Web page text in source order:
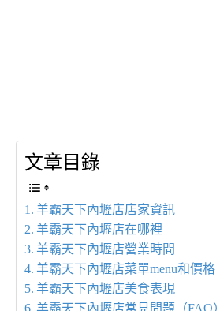
文章目錄
羊霸天下內壢店店家資訊
羊霸天下內壢店在哪裡
羊霸天下內壢店營業時間
羊霸天下內壢店菜單menu和價格
羊霸天下內壢店美食表現
羊霸天下內壢店常見問題（FAQ）